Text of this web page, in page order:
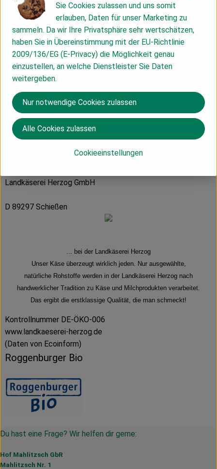
Produktdatenblatt
Herkunft
Hersteller: Roggenburger Bio
Deutschland
Landkäserei Herzog GmbH
D 89297 Schießen
... bei der Landkäserei Herzog
Unser Käse überzeugt wirklich jeden. Nur ausgewählte,
natürliche Rohstoffe werden in der Landkäserei Herzog nach
handwerklicher Tradition zu Käse und Milchprodukten verarbeitet.
Das ergibt die erstklassige Qualität, die man schmeckt!
Kontrollnummer DE-ÖKO-006
www.landkaeserei-herzog.de
(Daten von Ecoinform)
Roggenburger Bio
Du hast eine Frage? Wir helfen dir gerne:
Hof Mahlitzsch GbR
Mahlitzsch Nr. 1
Sie Cookies zulassen und uns somit
erlauben, Daten für unser Marketing zu
sammeln. Da wir Ihre Privatsphäre sehr wertschätzen,
haben Sie in Übereinstimmung mit der EU-Richtlinie
2009/136/EG (E-Privacy) die Möglichkeit genau
einzustellen, an welche Dienstleister Sie Daten
weitergeben.
Cookieeinstellungen
Nur notwendige Cookies zulassen
Alle Cookies zulassen